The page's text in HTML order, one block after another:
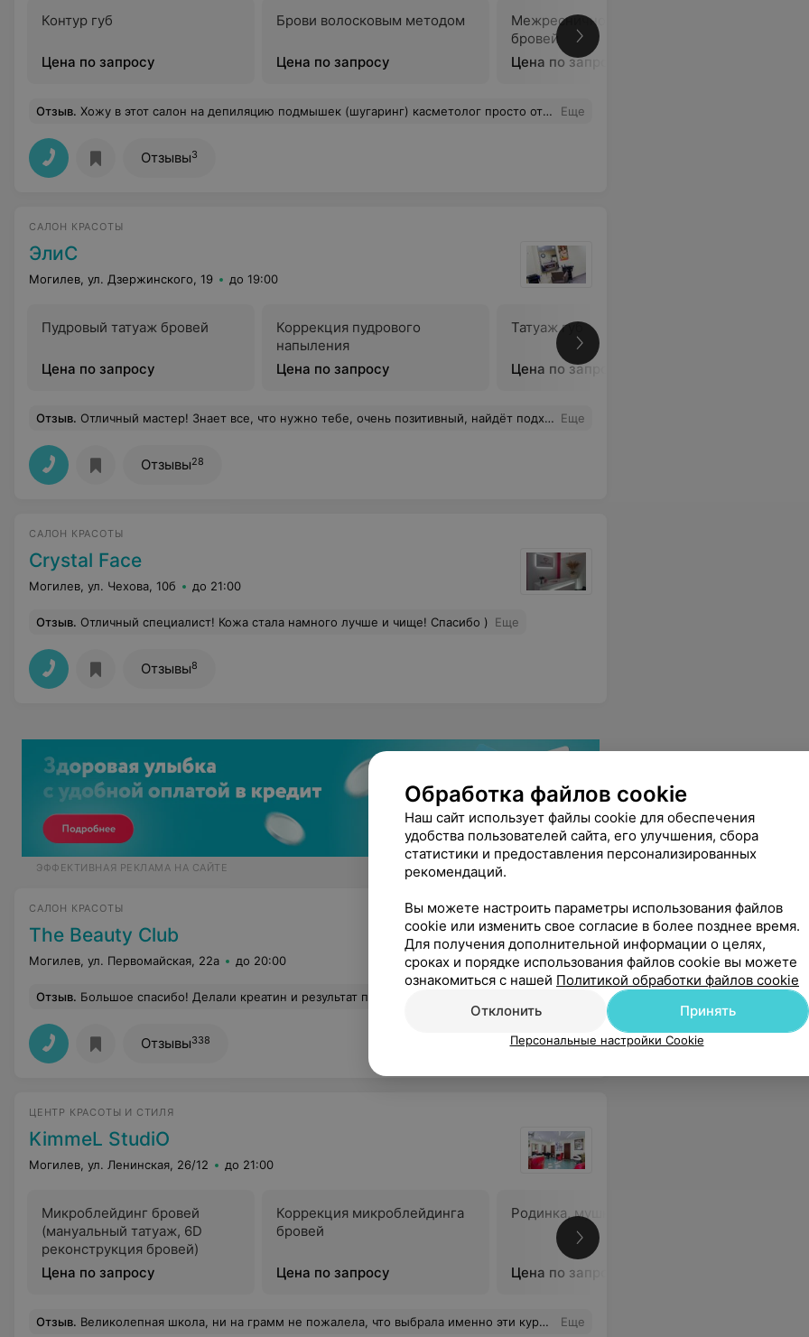
Контур губ
Цена по запросу
Брови волосковым методом
Цена по запросу
Межресничное пространство
бровей
Цена по запросу
Отзыв. Хожу в этот салон на депиляцию подмышек (шугаринг) касметолог просто от Бога. Делала еще стрижку и пойду еще на маникюр и чистку лица, всем осталась довольна.. Еще
Отзывы3
САЛОН КРАСОТЫ
ЭлиС
Могилев, ул. Дзержинского, 19 до 19:00
Пудровый татуаж бровей
Цена по запросу
Коррекция пудрового
напыления
Цена по запросу
Татуаж губ
Цена по запросу
Отзыв. Отличный мастер! Знает все, что нужно тебе, очень позитивный, найдёт подход к любому клиенту. Обращаюсь только к нему) Еще
Отзывы28
САЛОН КРАСОТЫ
Crystal Face
Могилев, ул. Чехова, 10б до 21:00
Отзыв. Отличный специалист! Кожа стала намного лучше и чище! Спасибо ) Еще
Отзывы8
ЭФФЕКТИВНАЯ РЕКЛАМА НА САЙТЕ
САЛОН КРАСОТЫ
The Beauty Club
Могилев, ул. Первомайская, 22а до 20:00
Отзыв. Большое спасибо! Делали креатин и результат просто бомба! Настя очень приятный собеседник, время пролетело незаметно.
Отзывы338
ЦЕНТР КРАСОТЫ И СТИЛЯ
KimmeL StudiO
Могилев, ул. Ленинская, 26/12 до 21:00
Микроблейдинг бровей
(мануальный татуаж, 6D
реконструкция бровей)
Цена по запросу
Коррекция микроблейдинга
бровей
Цена по запросу
Родинка, мушка
Цена по запросу
Отзыв. Великолепная школа, ни на грамм не пожалела, что выбрала именно эти курсы! Заканчивала полный профессиональный курс "Визажист салона", осталась довольна ! Преподаватель Ирина Киммель не давала нам спуску!) Всё доступно объясняла, уделяя внимание каждой из нас,что очень ценно! Побольше бы таких преподавателей. Удачи Kimmel Studio! Еще
Обработка файлов cookie
Наш сайт использует файлы cookie для обеспечения
удобства пользователей сайта, его улучшения, сбора
статистики и предоставления персонализированных
рекомендаций.
Вы можете настроить параметры использования файлов
cookie или изменить свое согласие в более позднее время.
Для получения дополнительной информации о целях,
сроках и порядке использования файлов cookie вы можете
ознакомиться с нашей Политикой обработки файлов cookie
Отклонить
Принять
Персональные настройки Cookie